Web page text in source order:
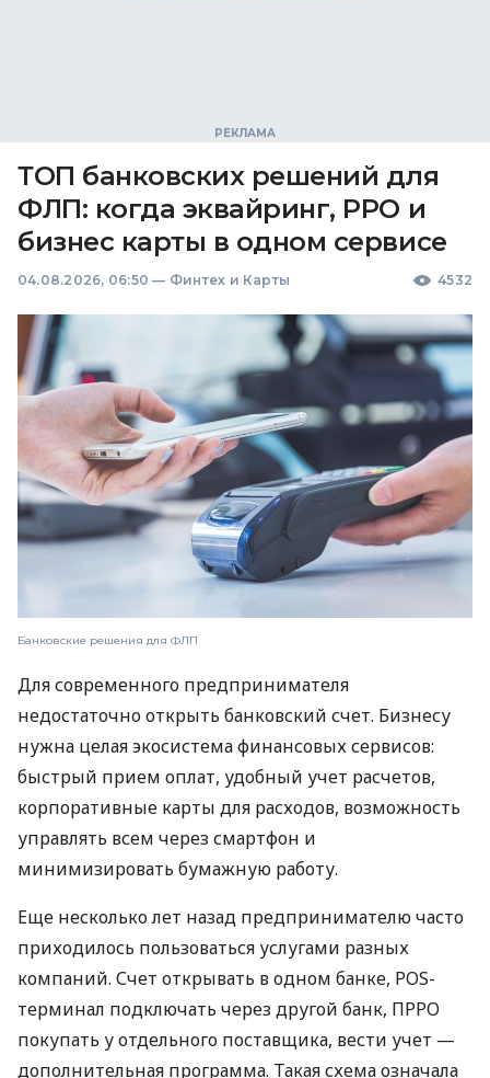
ТОП банковских решений для
ФЛП: когда эквайринг, РРО и
бизнес карты в одном сервисе
04.08.2026, 06:50 — Финтех и Карты 4532
Банковские решения для ФЛП
Для современного предпринимателя
недостаточно открыть банковский счет. Бизнесу
нужна целая экосистема финансовых сервисов:
быстрый прием оплат, удобный учет расчетов,
корпоративные карты для расходов, возможность
управлять всем через смартфон и
минимизировать бумажную работу.
Еще несколько лет назад предпринимателю часто
приходилось пользоваться услугами разных
компаний. Счет открывать в одном банке, POS-
терминал подключать через другой банк, ПРРО
покупать у отдельного поставщика, вести учет —
дополнительная программа. Такая схема означала